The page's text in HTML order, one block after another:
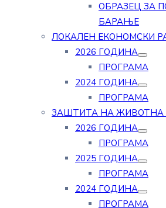
ОБРАЗЕЦ ЗА
БАРАЊЕ
ЛОКАЛЕН ЕКОНОМСКИ
2026 ГОДИНА
ПРОГРАМА
2024 ГОДИНА
ПРОГРАМА
ЗАШТИТА НА ЖИВОТНА
2026 ГОДИНА
ПРОГРАМА
2025 ГОДИНА
ПРОГРАМА
2024 ГОДИНА
ПРОГРАМА